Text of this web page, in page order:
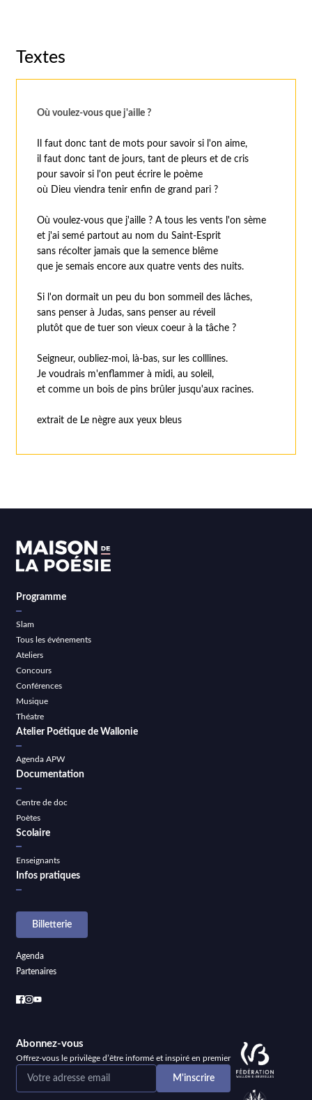
Textes
Où voulez-vous que j'aille ?
Il faut donc tant de mots pour savoir si l'on aime,
il faut donc tant de jours, tant de pleurs et de cris
pour savoir si l'on peut écrire le poème
où Dieu viendra tenir enfin de grand pari ?
Où voulez-vous que j'aille ? A tous les vents l'on sème
et j'ai semé partout au nom du Saint-Esprit
sans récolter jamais que la semence blême
que je semais encore aux quatre vents des nuits.
Si l'on dormait un peu du bon sommeil des lâches,
sans penser à Judas, sans penser au réveil
plutôt que de tuer son vieux coeur à la tâche ?
Seigneur, oubliez-moi, là-bas, sur les colllines.
Je voudrais m'enflammer à midi, au soleil,
et comme un bois de pins brûler jusqu'aux racines.
extrait de Le nègre aux yeux bleus
Programme
Slam
Tous les événements
Ateliers
Concours
Conférences
Musique
Théatre
Atelier Poétique de Wallonie
Agenda APW
Documentation
Centre de doc
Poètes
Scolaire
Enseignants
Infos pratiques
Billetterie
Agenda
Partenaires
Abonnez-vous
Offrez-vous le privilège d’être informé et inspiré en premier